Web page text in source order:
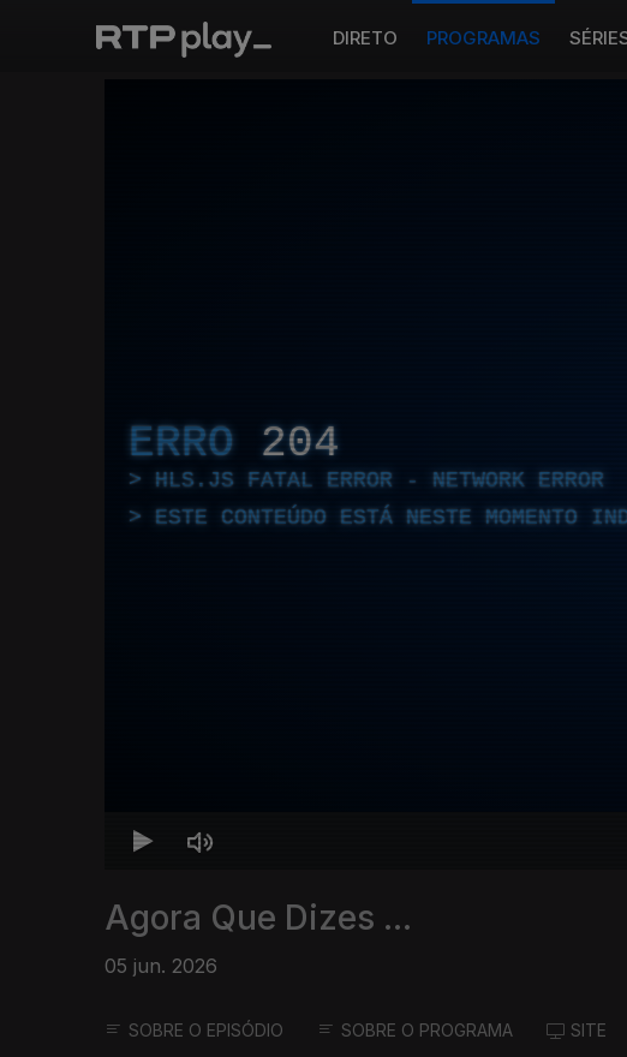
DIRETO PROGRAMAS
ERRO 204
HLS.JS FATAL ERROR - NETWORK ERROR
ESTE CONTEÚDO ESTÁ NESTE MOMENTO
Agora Que Dizes ...
05 jun. 2026
SOBRE O EPISÓDIO SOBRE O PROGRAMA SITE